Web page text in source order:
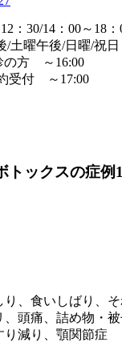
：30/14：00～18：
曜午後/日曜/祝日
の方 ～16:00
17:00
トックスの症例1
り、食いしばり、
、頭痛、詰め物・被
り減り、顎関節症